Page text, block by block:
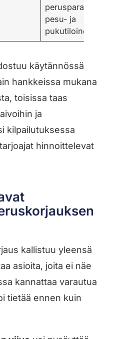
perusparannus
pesu- ja
pukutiloineen
käytännössä
hankkeissa mukana
toisissa taas
ja
kilpailutuksessa
hinnoittelevat
kallistuu yleensä
asioita, joita ei näe
kannattaa varautua
tietää ennen kuin